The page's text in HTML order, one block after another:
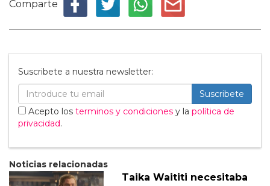
Comparte
Suscribete a nuestra newsletter:
Suscribete
Acepto los terminos y condiciones y la política de
privacidad.
Noticias relacionadas
Taika Waititi necesitaba